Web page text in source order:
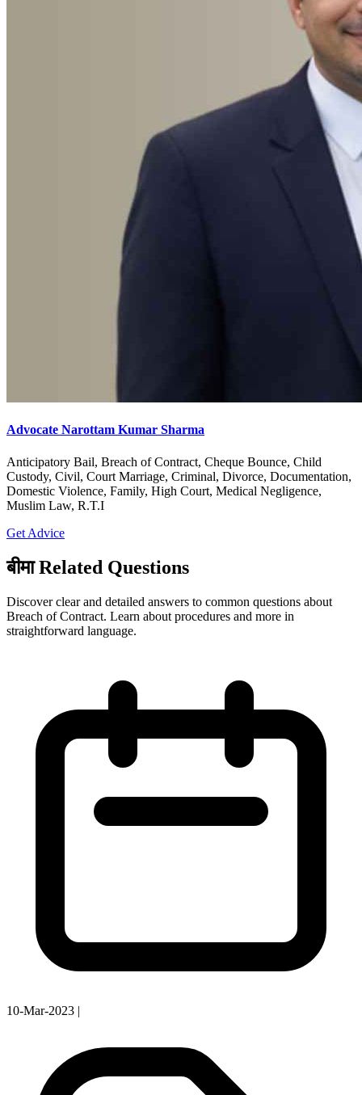
Advocate Narottam Kumar Sharma
Anticipatory Bail, Breach of Contract, Cheque Bounce, Child
Custody, Civil, Court Marriage, Criminal, Divorce, Documentation,
Domestic Violence, Family, High Court, Medical Negligence,
Muslim Law, R.T.I
Get Advice
बीमा Related Questions
Discover clear and detailed answers to common questions about
Breach of Contract. Learn about procedures and more in
straightforward language.
10-Mar-2023 |